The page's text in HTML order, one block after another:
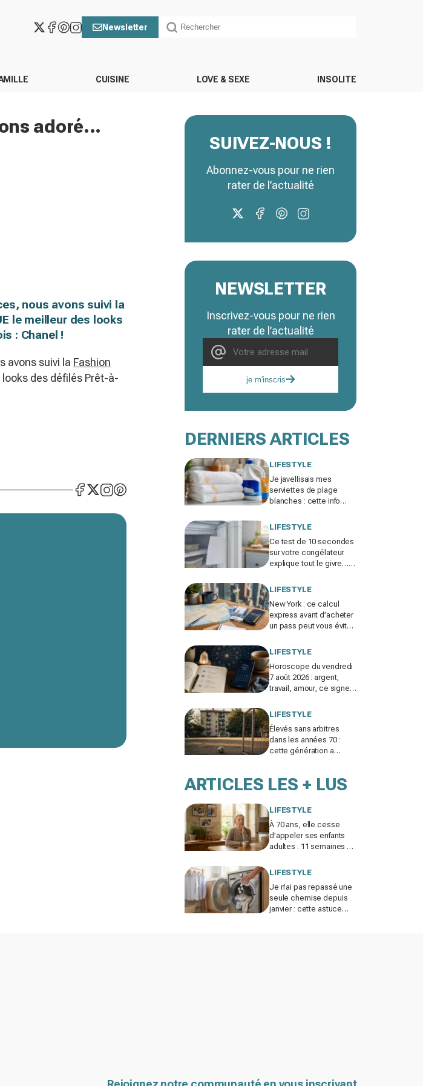
Newsletter
CUISINE LOVE & SEXE INSOLITE
adoré...
nous avons suivi la
le meilleur des looks
: Chanel !
avons suivi la Fashion
looks des défilés Prêt-à-
SUIVEZ-NOUS !
Abonnez-vous pour ne rien
rater de l’actualité
NEWSLETTER
Inscrivez-vous pour ne rien
rater de l’actualité
je m'inscris
DERNIERS ARTICLES
LIFESTYLE
Je javellisais mes
serviettes de plage
blanches : cette info
solaire explique les
LIFESTYLE
Ce test de 10 secondes
sur votre congélateur
explique tout le givre…
en trop
LIFESTYLE
New York : ce calcul
express avant d’acheter
un pass peut vous éviter
€ en visites
LIFESTYLE
Horoscope du vendredi
7 août 2026 : argent,
travail, amour, ce signe
dépenses aujourd’hui
LIFESTYLE
Élevés sans arbitres
dans les années 70 :
cette génération a
d’aujourd’hui
ARTICLES LES + LUS
LIFESTYLE
À 70 ans, elle cesse
d’appeler ses enfants
adultes : 11 semaines de
brutale sur les familles
LIFESTYLE
Je n’ai pas repassé une
seule chemise depuis
janvier : cette astuce